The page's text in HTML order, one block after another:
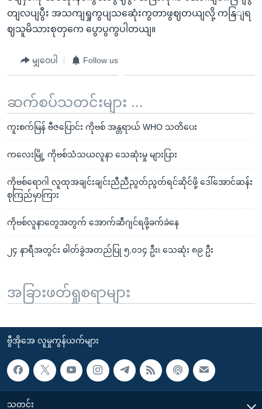
တျလပျပွီး အသကျရှုကွပျသဆေုံးကွတာဖွဈတယျလို့ ကနြျရ
ဈသူမိသားစုတှကေ ပွောပွကွပါတယျ။
မျှဝေပါ Follow us
ဆက်စပ်သတင်းများ ...
ကူးစက်မြန် ဗီဇပြောင်း ကိုဗစ် အန္တရာယ် WHO သတိပေး
ကလေးမြို့ ကိုဗစ်သံသယလူနာ သေဆုံးမှု များပြား
ကိုဗစ်ရောဂါ လူထုအချင်းချင်းညီညီညွတ်ညွတ်ရင်ဆိုင်ဖို့ ဒေါ်အောင်ဆန်း
စုကြည်မှာကြား
ကိုဗစ်လူနာတွေအတွက် အောက်ဆီဂျင်ရဖို့ခက်ခဲနေ
၂၄ နာရီအတွင်း ဓါတ်ခွဲအတည်ပြု ၅,၀၁၄ ဦး၊ သေဆုံး ၈၉ ဦး
အခြားဖတ်ရှုစရာများ
ဗွီအိုအေ လူမှုကွန်ယက်များ
သတင်း